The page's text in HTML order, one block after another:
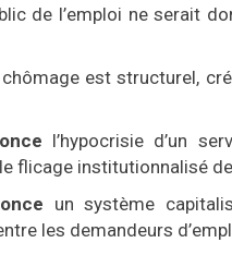
de l’emploi ne serait
est structurel,
l’hypocrisie d’un
flicage institutionnalisé
un système
les demandeurs